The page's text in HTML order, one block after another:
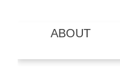
ABOUT